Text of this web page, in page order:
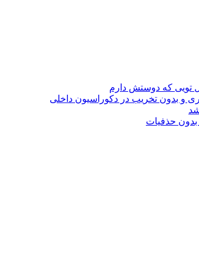
تویی که دوستش دارم
و بدون تخریب در دکوراسیون داخلی